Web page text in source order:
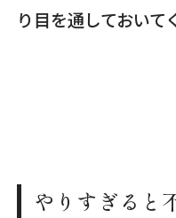
り目を通しておいて
やりすぎると